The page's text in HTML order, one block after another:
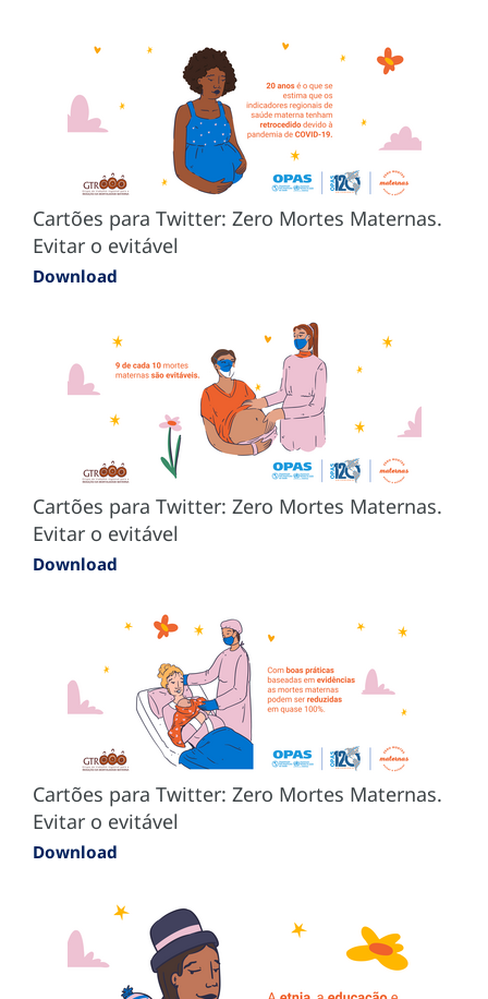
Cartões para Twitter: Zero Mortes Maternas.
Evitar o evitável
Download
Cartões para Twitter: Zero Mortes Maternas.
Evitar o evitável
Download
Cartões para Twitter: Zero Mortes Maternas.
Evitar o evitável
Download